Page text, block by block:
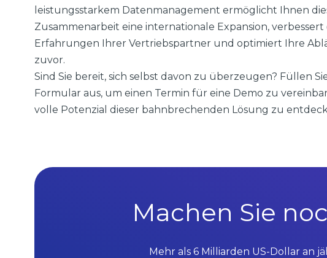
leistungsstarkem Datenmanagement ermöglicht Ihnen
Zusammenarbeit eine internationale Expansion, verbessert
Erfahrungen Ihrer Vertriebspartner und optimiert Ihre
zuvor.
Sind Sie bereit, sich selbst davon zu überzeugen? Füllen
Formular aus, um einen Termin für eine Demo zu
volle Potenzial dieser bahnbrechenden Lösung zu
Machen Sie
Mehr als 6 Milliarden US-Dollar an